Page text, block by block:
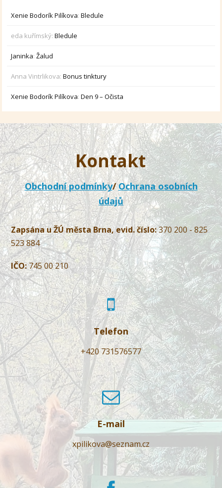
Xenie Bodorík Pilíkova:Bledule
eda kuřímský:Bledule
Janinka:Žalud
Anna Vintrlikova:Bonus tinktury
Xenie Bodorík Pilíkova:Den 9 – Očista
Kontakt
Obchodní podmínky/Ochrana osobních
údajů
Zapsána u ŽÚ města Brna, evid. číslo:370 200 - 825
523 884
IČO:745 00 210
Telefon
+420 731576577
E-mail
xpilikova@seznam.cz